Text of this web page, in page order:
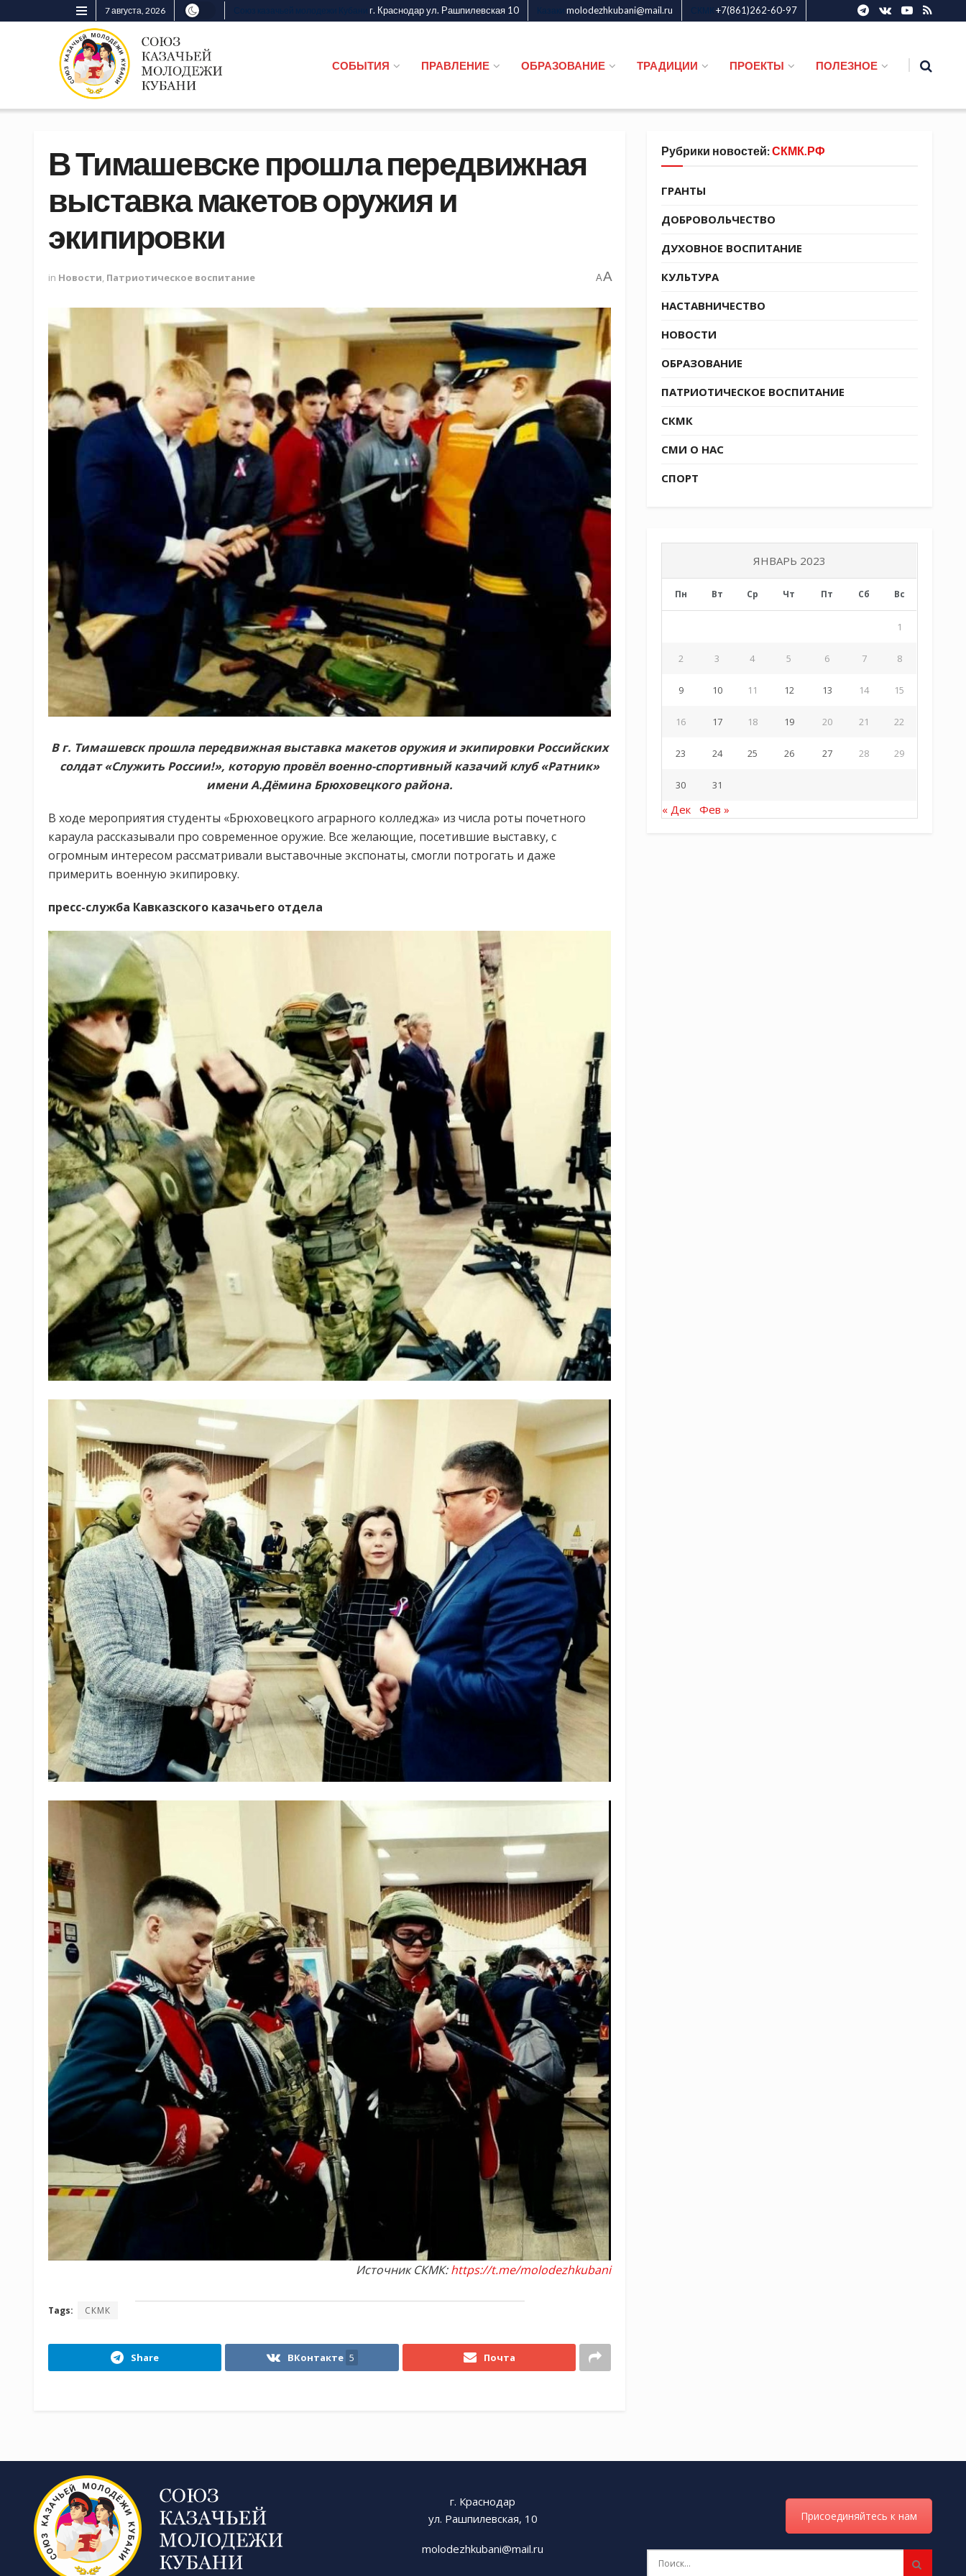
7 августа, 2026 г. Краснодар ул. Рашпилевская 10 molodezhkubani@mail.ru +7(861)262-60-97
СОБЫТИЯ ПРАВЛЕНИЕ ОБРАЗОВАНИЕ ТРАДИЦИИ ПРОЕКТЫ ПОЛЕЗНОЕ
В Тимашевске прошла передвижная
выставка макетов оружия и
экипировки
in Новости Патриотическое воспитание AA
В г. Тимашевск прошла передвижная выставка макетов оружия и экипировки Российских
солдат «Служить России!», которую провёл военно-спортивный казачий клуб «Ратник»
имени А.Дёмина Брюховецкого района.
В ходе мероприятия студенты «Брюховецкого аграрного колледжа» из числа роты почетного
караула рассказывали про современное оружие. Все желающие, посетившие выставку, с
огромным интересом рассматривали выставочные экспонаты, смогли потрогать и даже
примерить военную экипировку.
пресс-служба Кавказского казачьего отдела
Источник СКМК:https://t.me/molodezhkubani
Tags: СКМК
Share ВКонтакте 5 Почта
Рубрики новостей:СКМК.РФ
ГРАНТЫ
ДОБРОВОЛЬЧЕСТВО
ДУХОВНОЕ ВОСПИТАНИЕ
КУЛЬТУРА
НАСТАВНИЧЕСТВО
НОВОСТИ
ОБРАЗОВАНИЕ
ПАТРИОТИЧЕСКОЕ ВОСПИТАНИЕ
СКМК
СМИ О НАС
СПОРТ
ЯНВАРЬ 2023
Пн Вт Ср Чт Пт Сб Вс
1
2 3 4 5 6 7 8
9 10 11 12 13 14 15
16 17 18 19 20 21 22
23 24 25 26 27 28 29
30 31
« Дек Фев »
г. Краснодар
ул. Рашпилевская, 10
molodezhkubani@mail.ru
Присоединяйтесь к нам